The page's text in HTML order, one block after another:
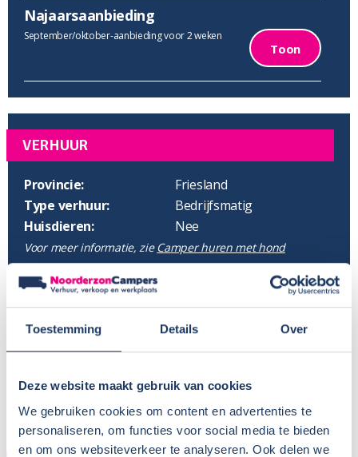
Toestemming Details Over
Deze website maakt gebruik van cookies
We gebruiken cookies om content en advertenties te
personaliseren, om functies voor social media te bieden
en om ons websiteverkeer te analyseren. Ook delen we
Najaarsaanbieding
September/oktober-aanbieding voor 2 weken
Toon
VERHUUR
Provincie:
Friesland
Type verhuur:
Bedrijfsmatig
Huisdieren:
Nee
Voor meer informatie, zie Camper huren met hond
BTW aftrekbaar?:
Wisseldag:
Standaard haaltijd:
16.00 uur
Standaard retourtijd:
09.00 uur
Plaatsnaam:
Gorredijk
verhuurder